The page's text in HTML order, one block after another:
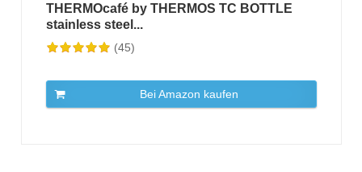
THERMOcafé by THERMOS TC BOTTLE
stainless steel...
(45)
Bei Amazon kaufen